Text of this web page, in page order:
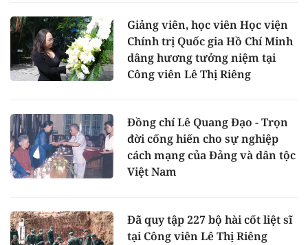
Giảng viên, học viên Học viện
Chính trị Quốc gia Hồ Chí Minh
dâng hương tưởng niệm tại
Công viên Lê Thị Riêng
Đồng chí Lê Quang Đạo - Trọn
đời cống hiến cho sự nghiệp
cách mạng của Đảng và dân tộc
Việt Nam
Đã quy tập 227 bộ hài cốt liệt sĩ
tại Công viên Lê Thị Riêng